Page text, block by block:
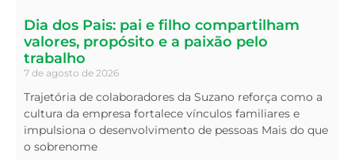
Dia dos Pais: pai e filho compartilham
valores, propósito e a paixão pelo
trabalho
7 de agosto de 2026
Trajetória de colaboradores da Suzano reforça como a
cultura da empresa fortalece vínculos familiares e
impulsiona o desenvolvimento de pessoas Mais do que
o sobrenome